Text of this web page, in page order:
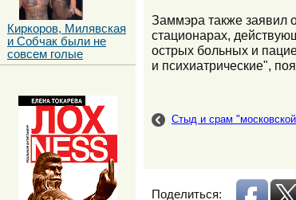
Заммэра также заявил
стационарах,
острых больных и
и психиатрические",
Стыд и срам "московской
Поделиться:
Киркоров, Милявская
и Собчак были не
совсем голые